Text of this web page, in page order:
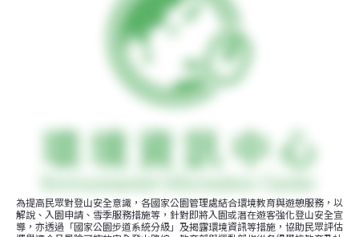
為提高民眾對登山安全意識，各國家公園管理處結合環境教育與遊憩服務，以
解說、入園申請、雪季服務措施等，針對即將入園或潛在遊客強化登山安全宣
導，亦透過「國家公園步道系統分級」及揭露環境資訊等措施，協助民眾評估